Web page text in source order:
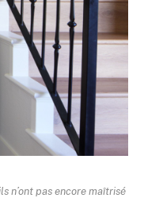
n’ont pas encore maîtrisé